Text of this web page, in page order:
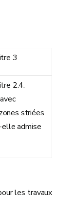
3
2.4.
striées
admise
les travaux